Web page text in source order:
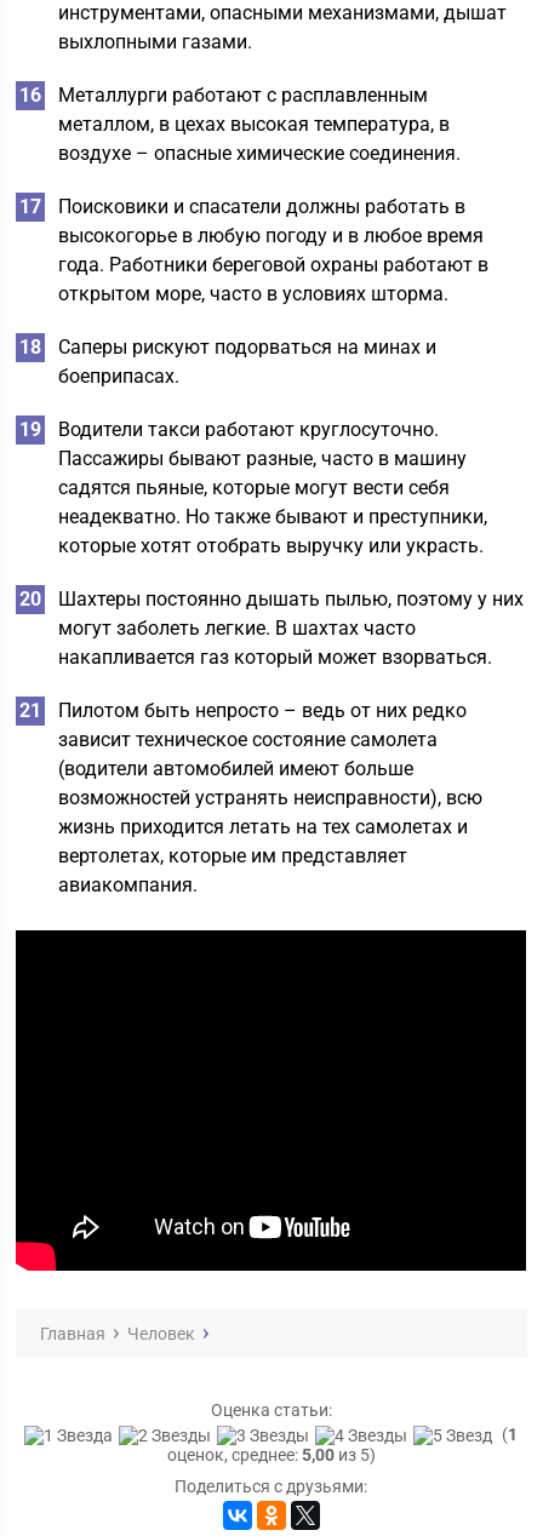
инструментами, опасными механизмами, дышат
выхлопными газами.
Металлурги работают с расплавленным
металлом, в цехах высокая температура, в
воздухе – опасные химические соединения.
Поисковики и спасатели должны работать в
высокогорье в любую погоду и в любое время
года. Работники береговой охраны работают в
открытом море, часто в условиях шторма.
Саперы рискуют подорваться на минах и
боеприпасах.
Водители такси работают круглосуточно.
Пассажиры бывают разные, часто в машину
садятся пьяные, которые могут вести себя
неадекватно. Но также бывают и преступники,
которые хотят отобрать выручку или украсть.
Шахтеры постоянно дышать пылью, поэтому у них
могут заболеть легкие. В шахтах часто
накапливается газ который может взорваться.
Пилотом быть непросто – ведь от них редко
зависит техническое состояние самолета
(водители автомобилей имеют больше
возможностей устранять неисправности), всю
жизнь приходится летать на тех самолетах и
вертолетах, которые им представляет
авиакомпания.
Главная Человек
Оценка статьи:
(1
оценок, среднее:5,00из 5)
Поделиться с друзьями: